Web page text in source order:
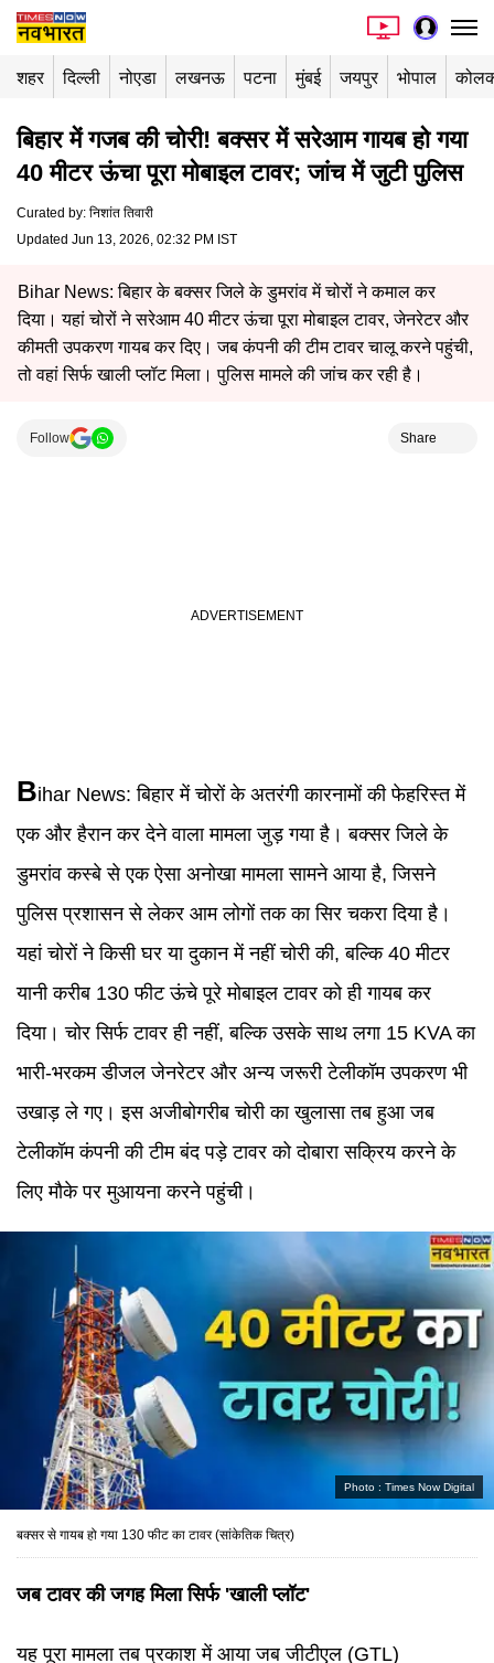
शहर दिल्ली नोएडा लखनऊ पटना मुंबई जयपुर भोपाल
बिहार में गजब की चोरी! बक्सर में सरेआम गायब हो गया
40 मीटर ऊंचा पूरा मोबाइल टावर; जांच में जुटी पुलिस
Curated by: निशांत तिवारी
Updated Jun 13, 2026, 02:32 PM IST
Bihar News: बिहार के बक्सर जिले के डुमरांव में चोरों ने कमाल कर
दिया। यहां चोरों ने सरेआम 40 मीटर ऊंचा पूरा मोबाइल टावर, जेनरेटर और
कीमती उपकरण गायब कर दिए। जब कंपनी की टीम टावर चालू करने पहुंची,
तो वहां सिर्फ खाली प्लॉट मिला। पुलिस मामले की जांच कर रही है।
Follow Share
Bihar News:बिहार में चोरों के अतरंगी कारनामों की फेहरिस्त में
एक और हैरान कर देने वाला मामला जुड़ गया है। बक्सर जिले के
डुमरांव कस्बे से एक ऐसा अनोखा मामला सामने आया है, जिसने
पुलिस प्रशासन से लेकर आम लोगों तक का सिर चकरा दिया है।
यहां चोरों ने किसी घर या दुकान में नहीं चोरी की, बल्कि 40 मीटर
यानी करीब 130 फीट ऊंचे पूरे मोबाइल टावर को ही गायब कर
दिया। चोर सिर्फ टावर ही नहीं, बल्कि उसके साथ लगा 15 KVA का
भारी-भरकम डीजल जेनरेटर और अन्य जरूरी टेलीकॉम उपकरण भी
उखाड़ ले गए। इस अजीबोगरीब चोरी का खुलासा तब हुआ जब
टेलीकॉम कंपनी की टीम बंद पड़े टावर को दोबारा सक्रिय करने के
लिए मौके पर मुआयना करने पहुंची।
Photo : Times Now Digital
बक्सर से गायब हो गया 130 फीट का टावर (सांकेतिक चित्र)
जब टावर की जगह मिला सिर्फ 'खाली प्लॉट'
यह पूरा मामला तब प्रकाश में आया जब जीटीएल (GTL)